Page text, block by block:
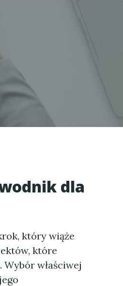
dla
który wiąże
które
. Wybór właściwej